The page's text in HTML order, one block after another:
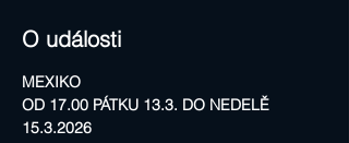
O události
MEXIKO
OD 17.00 PÁTKU 13.3. DO NEDELĚ
15.3.2026